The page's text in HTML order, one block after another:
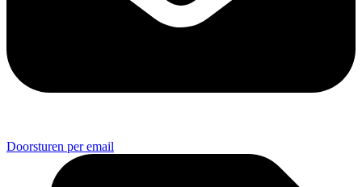
Doorsturen per email